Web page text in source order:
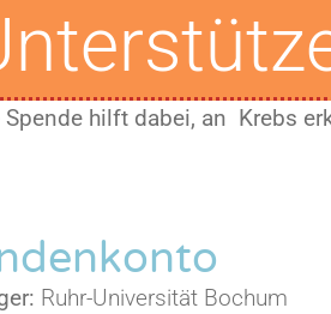
Spende hilft dabei, an Krebs
Ruhr-Universität Bochum